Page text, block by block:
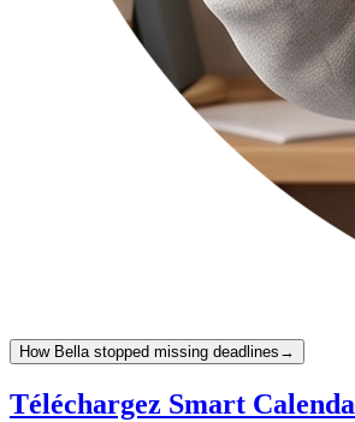
How Bella stopped missing deadlines →
Téléchargez Smart